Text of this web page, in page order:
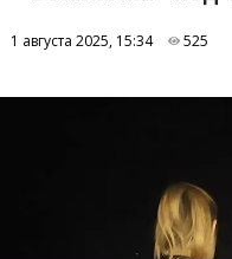
1 августа 2025, 15:34 525